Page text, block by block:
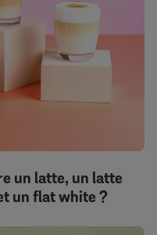
un latte, un latte
un flat white ?